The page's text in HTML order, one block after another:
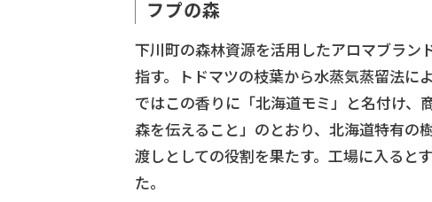
フプの森
下川町の森林資源を活用したアロマブラン
指す。トドマツの枝葉から水蒸気蒸留法に
ではこの香りに「北海道モミ」と名付け、
森を伝えること」のとおり、北海道特有の
渡しとしての役割を果たす。工場に入ると
た。